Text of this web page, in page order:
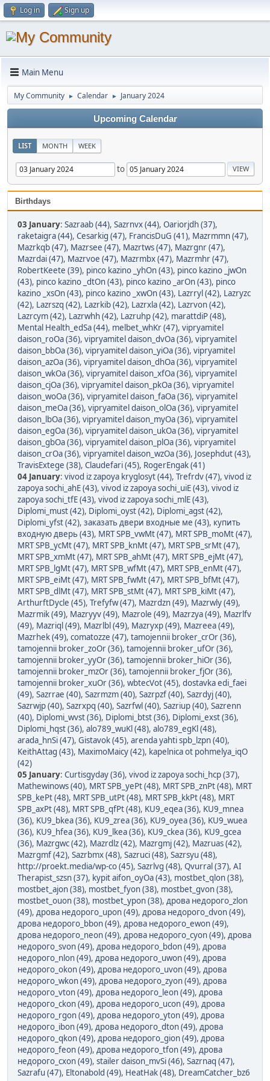
Log in Sign up
Main Menu
My Community ► Calendar ► January 2024
Upcoming Calendar
LIST MONTH WEEK
to
Birthdays
03 January: Sazraab (44), Sazrnvx (44), Oariorjdh (37),
raketaigra (44), Cesarkig (47), FrancisDuG (41), Mazrmmn (47),
Mazrkqb (47), Mazrsee (47), Mazrtws (47), Mazrgnr (47),
Mazrdai (47), Mazrvoe (47), Mazrmbx (47), Mazrmhr (47),
RobertKeete (39), pinco kazino _yhOn (43), pinco kazino _jwOn
(43), pinco kazino _dtOn (43), pinco kazino _arOn (43), pinco
kazino _xsOn (43), pinco kazino _xwOn (43), Lazrryl (42), Lazryzc
(42), Lazrszq (42), Lazrkib (42), Lazrxla (42), Lazrvon (42),
Lazrcym (42), Lazrwhh (42), Lazruhp (42), marattdiP (48),
Mental Health_edSa (44), melbet_whKr (47), vipryamitel
daison_roOa (36), vipryamitel daison_dvOa (36), vipryamitel
daison_bbOa (36), vipryamitel daison_yiOa (36), vipryamitel
daison_azOa (36), vipryamitel daison_dhOa (36), vipryamitel
daison_wkOa (36), vipryamitel daison_xfOa (36), vipryamitel
daison_cjOa (36), vipryamitel daison_pkOa (36), vipryamitel
daison_woOa (36), vipryamitel daison_faOa (36), vipryamitel
daison_meOa (36), vipryamitel daison_olOa (36), vipryamitel
daison_lbOa (36), vipryamitel daison_myOa (36), vipryamitel
daison_egOa (36), vipryamitel daison_ukOa (36), vipryamitel
daison_gbOa (36), vipryamitel daison_plOa (36), vipryamitel
daison_crOa (36), vipryamitel daison_wzOa (36), Josephdut (43),
TravisExtege (38), Claudefari (45), RogerEngak (41)
04 January: vivod iz zapoya kryglosyt (44), Trefrdv (47), vivod iz
zapoya sochi_ahE (43), vivod iz zapoya sochi_uiE (43), vivod iz
zapoya sochi_tfE (43), vivod iz zapoya sochi_mlE (43),
Diplomi_must (42), Diplomi_oyst (42), Diplomi_agst (42),
Diplomi_yfst (42), заказать двери входные ме (43), купить
входную дверь (43), MRT SPB_vwMt (47), MRT SPB_moMt (47),
MRT SPB_ycMt (47), MRT SPB_knMt (47), MRT SPB_srMt (47),
MRT SPB_xmMt (47), MRT SPB_ahMt (47), MRT SPB_ejMt (47),
MRT SPB_lgMt (47), MRT SPB_wfMt (47), MRT SPB_enMt (47),
MRT SPB_eiMt (47), MRT SPB_fwMt (47), MRT SPB_bfMt (47),
MRT SPB_dlMt (47), MRT SPB_stMt (47), MRT SPB_kiMt (47),
ArthurftDycle (45), Trefyfw (47), Mazrdzn (49), Mazrwly (49),
Mazrmik (49), Mazryyv (49), Mazrole (49), Mazrzya (49), Mazrlfv
(49), Mazriql (49), Mazrlbl (49), Mazryxp (49), Mazreea (49),
Mazrhek (49), comatozze (47), tamojennii broker_crOr (36),
tamojennii broker_zoOr (36), tamojennii broker_ufOr (36),
tamojennii broker_yyOr (36), tamojennii broker_hiOr (36),
tamojennii broker_mzOr (36), tamojennii broker_fjOr (36),
tamojennii broker_xuOr (36), wbtecVot (45), dostavka edi_faei
(49), Sazrrae (40), Sazrmzm (40), Sazrpzf (40), Sazrdyj (40),
Sazrwjp (40), Sazrxpq (40), Sazrfwl (40), Sazriup (40), Sazrenn
(40), Diplomi_wvst (36), Diplomi_btst (36), Diplomi_exst (36),
Diplomi_hqst (36), alo789_wuKl (48), alo789_egKl (48),
arada_hnSi (47), Gistavok (45), arenda yahti spb_lzpn (40),
KeithAttag (43), MaximoMaicy (42), kapelnica ot pohmelya_iqO
(42)
05 January: Curtisgyday (36), vivod iz zapoya sochi_hcp (37),
Mathewinows (40), MRT SPB_yePt (48), MRT SPB_znPt (48), MRT
SPB_kePt (48), MRT SPB_utPt (48), MRT SPB_kkPt (48), MRT
SPB_axPt (48), MRT SPB_qfPt (48), KU9_eqea (36), KU9_mnea
(36), KU9_bkea (36), KU9_zrea (36), KU9_oyea (36), KU9_wuea
(36), KU9_hfea (36), KU9_lkea (36), KU9_ckea (36), KU9_gcea
(36), Mazrgwc (42), Mazrdlz (42), Mazrgmj (42), Mazruas (42),
Mazrgmf (42), Sazrbmx (48), Sazruci (48), Sazrsyu (48),
http://proekt.media/wp-co (45), Sazrlvg (48), Qvurral (37), AI
Therapist_szsn (37), kypit aifon_oyOa (43), mostbet_qlon (38),
mostbet_ajon (38), mostbet_fyon (38), mostbet_gvon (38),
mostbet_ouon (38), mostbet_ypon (38), дрова недорого_zlon
(49), дрова недорого_upon (49), дрова недорого_dvon (49),
дрова недорого_bbon (49), дрова недорого_ewon (49),
дрова недорого_neon (49), дрова недорого_cyon (49), дрова
недорого_svon (49), дрова недорого_bdon (49), дрова
недорого_nlon (49), дрова недорого_uwon (49), дрова
недорого_okon (49), дрова недорого_uvon (49), дрова
недорого_wkon (49), дрова недорого_zyon (49), дрова
недорого_vton (49), дрова недорого_leon (49), дрова
недорого_ckon (49), дрова недорого_ucon (49), дрова
недорого_rgon (49), дрова недорого_yton (49), дрова
недорого_ibon (49), дрова недорого_dton (49), дрова
недорого_qkon (49), дрова недорого_gion (49), дрова
недорого_feon (49), дрова недорого_tfon (49), дрова
недорого_cxon (49), stailer daison_mvSi (46), Sazrnaq (47),
Sazrafu (47), Eltonabold (49), HeatHak (48), DreamCatcher_bz6